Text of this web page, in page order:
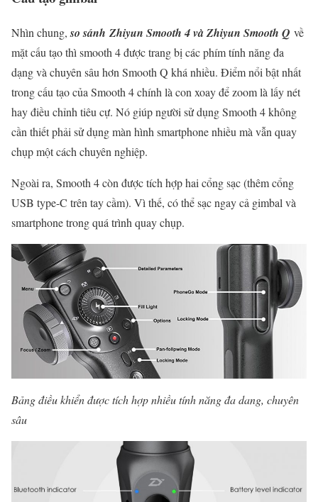
Nhìn chung,so sánh Zhiyun Smooth 4 và Zhiyun Smooth Q về
mặt cấu tạo thì smooth 4 được trang bị các phím tính năng đa
dạng và chuyên sâu hơn Smooth Q khá nhiều. Điểm nổi bật nhất
trong cấu tạo của Smooth 4 chính là con xoay để zoom là lấy nét
hay điều chỉnh tiêu cự. Nó giúp người sử dụng Smooth 4 không
cần thiết phải sử dụng màn hình smartphone nhiều mà vẫn quay
chụp một cách chuyên nghiệp.
Ngoài ra, Smooth 4 còn được tích hợp hai cổng sạc (thêm cổng
USB type-C trên tay cầm). Vì thế, có thể sạc ngay cả gimbal và
smartphone trong quá trình quay chụp.
Bảng điều khiển được tích hợp nhiều tính năng đa dang, chuyên
sâu